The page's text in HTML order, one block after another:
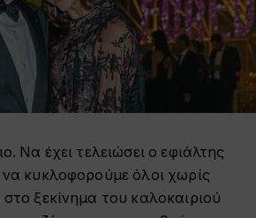
Να έχει τελειώσει ο εφιάλτης
κυκλοφορούμε όλοι χωρίς
ξεκίνημα του καλοκαιριού